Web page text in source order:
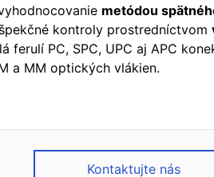
metódou
kontroly prostredníctvom
ferulí PC, SPC, UPC aj APC
a MM optických vlákien.
Kontaktujte nás